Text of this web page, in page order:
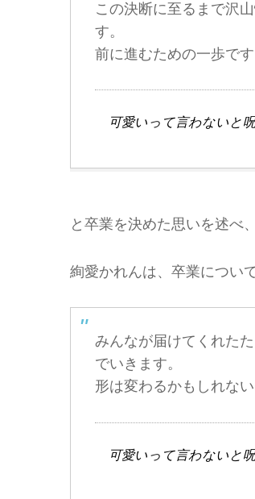
この決断に至るまで沢
す。
前に進むための一歩です
可愛いって言わないと
と卒業を決めた思いを述べ
絢愛かれんは、卒業につい
みんなが届けてくれた
でいきます。
形は変わるかもしれな
可愛いって言わないと